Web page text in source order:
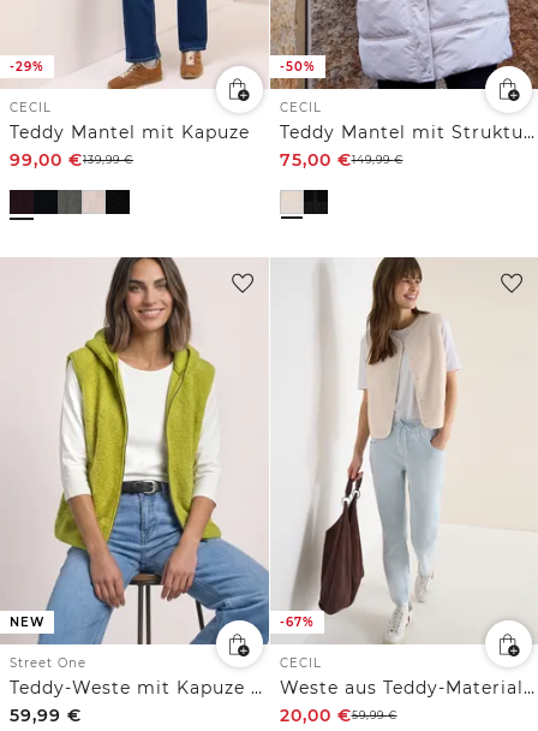
-29%
CECIL
Teddy Mantel mit Kapuze
99,00 €139,99€
-50%
CECIL
Teddy Mantel mit Strukturmix
75,00 €149,99€
NEW
Street One
Teddy-Weste mit Kapuze und Zipper
59,99 €
-67%
CECIL
Weste aus Teddy-Material mit Rundhals
20,00 €59,99€